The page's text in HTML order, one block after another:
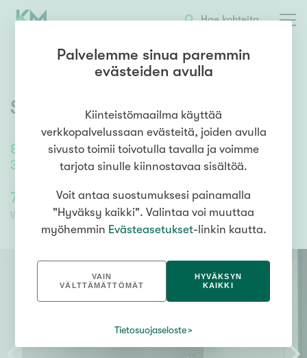
Hae kohteita
80,5 m²/80,5m²
3h, k, kph, s, wc, autokatos ja varasto
Siitosentie 2,Summa,Hamina
75 000,00 €
Velaton hinta
75 000,00 €
Myyntihinta
Palvelemme sinua paremmin
evästeiden avulla
Kiinteistömaailma käyttää
verkkopalvelussaan evästeitä, joiden avulla
sivusto toimii toivotulla tavalla ja voimme
tarjota sinulle kiinnostavaa sisältöä.
Voit antaa suostumuksesi painamalla
"Hyväksy kaikki". Valintaa voi muuttaa
myöhemmin Evästeasetukset-linkin kautta.
VAIN
VÄLTTÄMÄTTÖMÄT
HYVÄKSYN
KAIKKI
Tietosuojaseloste